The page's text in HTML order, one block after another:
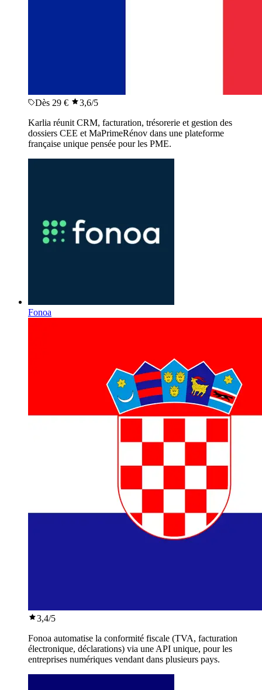
Dès 29 € 3,6/5
Karlia réunit CRM, facturation, trésorerie et gestion des
dossiers CEE et MaPrimeRénov dans une plateforme
française unique pensée pour les PME.
Fonoa
3,4/5
Fonoa automatise la conformité fiscale (TVA, facturation
électronique, déclarations) via une API unique, pour les
entreprises numériques vendant dans plusieurs pays.